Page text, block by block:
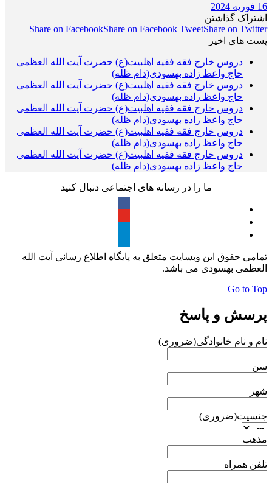
16 فوریه 2024
اشتراک گذاشتن
Share on FacebookShare on Facebook TweetShare on Twitter
پست های اخیر
دروس خارج فقه فقیه اهلبیت(ع) حضرت آیت الله العظمی
حاج واعظ زاده بهسودی(دام ظله)
دروس خارج فقه فقیه اهلبیت(ع) حضرت آیت الله العظمی
حاج واعظ زاده بهسودی(دام ظله)
دروس خارج فقه فقیه اهلبیت(ع) حضرت آیت الله العظمی
حاج واعظ زاده بهسودی(دام ظله)
دروس خارج فقه فقیه اهلبیت(ع) حضرت آیت الله العظمی
حاج واعظ زاده بهسودی(دام ظله)
دروس خارج فقه فقیه اهلبیت(ع) حضرت آیت الله العظمی
حاج واعظ زاده بهسودی(دام ظله)
ما را در رسانه های اجتماعی دنبال کنید
تمامی حقوق این وبسایت متعلق به پایگاه اطلاع رسانی آیت الله
العظمی بهسودی می باشد.
Go to Top
پرسش و پاسخ
نام و نام خانوادگی(ضروری)
سن
شهر
جنسیت(ضروری)
مذهب
تلفن همراه